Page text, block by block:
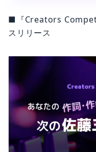
受賞者が決定いたしま
■『Creators
スリリース